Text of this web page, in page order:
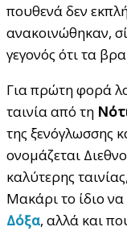
πουθενά δεν
ανακοινώθηκαν,
γεγονός ότι τα
Για πρώτη φορά
ταινία από τη
της ξενόγλωσσης
ονομάζεται
καλύτερης
Μακάρι το ίδιο να
Δόξα, αλλά και